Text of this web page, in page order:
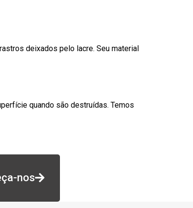
deixados pelo lacre. Seu material
quando são destruídas. Temos
nos